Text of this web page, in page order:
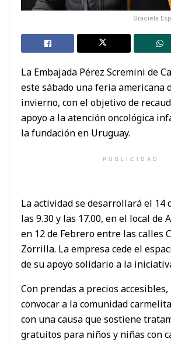
Graciela
La Embajada Pérez Scremini de
este sábado una feria americana
invierno, con el objetivo de
apoyo a la atención oncológica
la fundación en Uruguay.
PUBLICIDAD
La actividad se desarrollará el 14
las 9.30 y las 17.00, en el local de
en 12 de Febrero entre las calles
Zorrilla. La empresa cede el
de su apoyo solidario a la
Con prendas a precios
convocar a la comunidad
con una causa que sostiene
gratuitos para niños y niñas con